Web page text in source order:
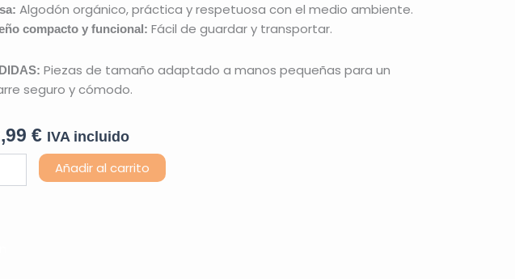
Algodón orgánico, práctica y respetuosa con el medio ambiente.
compacto y funcional: Fácil de guardar y transportar.
Piezas de tamaño adaptado a manos pequeñas para un
seguro y cómodo.
€ IVA incluido
Añadir al carrito